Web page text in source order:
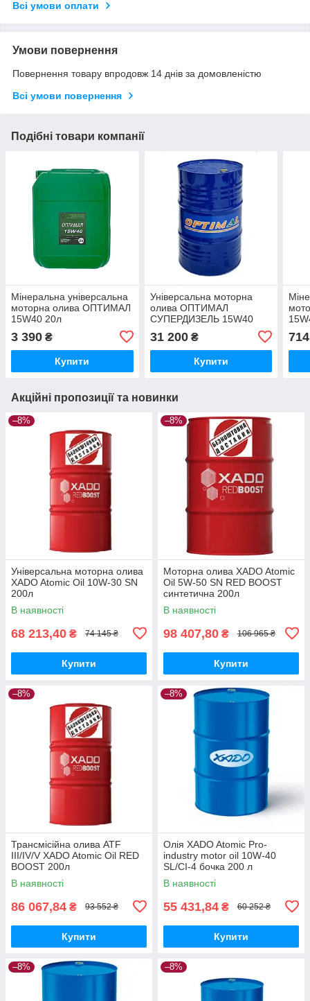
Всі умови оплати
Умови повернення
Повернення товару впродовж 14 днів за домовленістю
Всі умови повернення
Подібні товари компанії
Мінеральна універсальна
моторна олива ОПТИМАЛ
15W40 20л
3 390 ₴
Купити
Універсальна моторна
олива ОПТИМАЛ
СУПЕРДИЗЕЛЬ 15W40
31 200₴
Купити
714
Акційні пропозиції та новинки
–8%
Універсальна моторна олива
XADO Atomic Oil 10W-30 SN
200л
В наявності
68 213,40 ₴ 74 145 ₴
Купити
–8%
Моторна олива XADO Atomic
Oil 5W-50 SN RED BOOST
синтетична 200л
В наявності
98 407,80 ₴ 106 965 ₴
Купити
–8%
Трансмісійна олива ATF
III/IV/V XADO Atomic Oil RED
BOOST 200л
В наявності
86 067,84 ₴ 93 552 ₴
Купити
–8%
Олія XADO Atomic Pro-
industry motor oil 10W-40
SL/CI-4 бочка 200 л
В наявності
55 431,84 ₴ 60 252 ₴
Купити
–8% –8%